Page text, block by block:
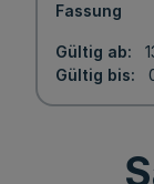
Fassung
Gültig ab
Gültig bis